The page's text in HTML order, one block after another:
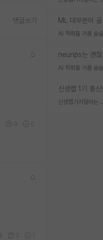
neurips는 괜찮
신생랩가지말
댓글쓰기